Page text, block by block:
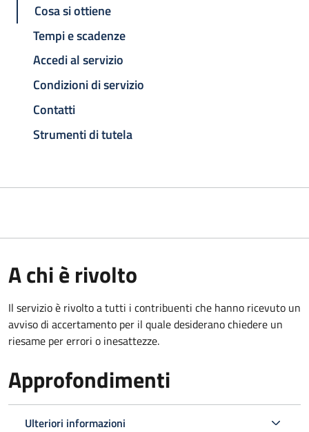
Cosa si ottiene
Tempi e scadenze
Accedi al servizio
Condizioni di servizio
Contatti
Strumenti di tutela
A chi è rivolto
Il servizio è rivolto a tutti i contribuenti che hanno ricevuto un
avviso di accertamento per il quale desiderano chiedere un
riesame per errori o inesattezze.
Approfondimenti
Ulteriori informazioni